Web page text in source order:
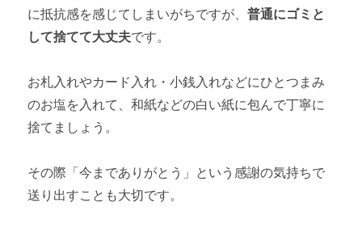
に抵抗感を感じてしまいがちですが、普通にゴミと
して捨てて大丈夫です。
お札入れやカード入れ・小銭入れなどにひとつまみ
のお塩を入れて、和紙などの白い紙に包んで丁寧に
捨てましょう。
その際「今までありがとう」という感謝の気持ちで
送り出すことも大切です。